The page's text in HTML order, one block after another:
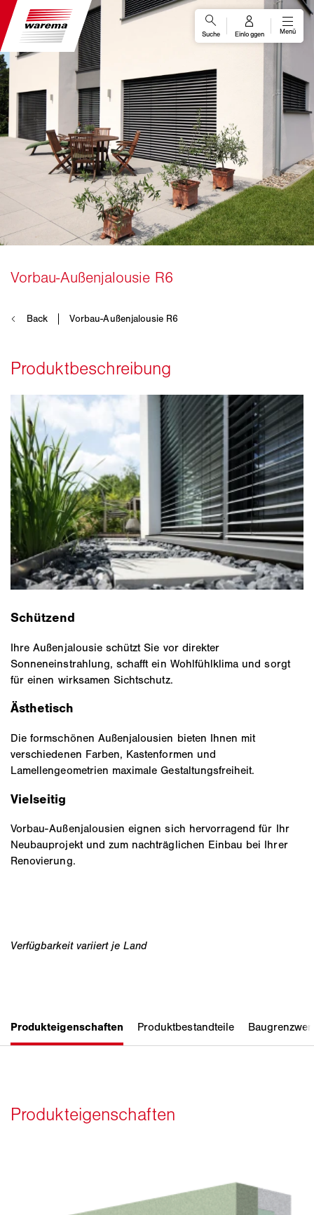
Schützend
Ihre Außenjalousie schützt Sie vor direkter
Sonneneinstrahlung, schafft ein Wohlfühlklima und sorgt
für einen wirksamen Sichtschutz.
Ästhetisch
Die formschönen Außenjalousien bieten Ihnen mit
verschiedenen Farben, Kastenformen und
Lamellengeometrien maximale Gestaltungsfreiheit.
Vielseitig
Vorbau-Außenjalousien eignen sich hervorragend für Ihr
Neubauprojekt und zum nachträglichen Einbau bei Ihrer
Renovierung.